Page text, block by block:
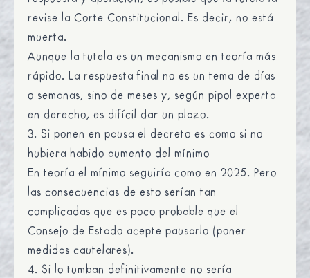
revise la Corte Constitucional. Es decir, no está
muerta.
Aunque la tutela es un mecanismo en teoría más
rápido. La respuesta final no es un tema de días
o semanas, sino de meses y, según pipol experta
en derecho, es difícil dar un plazo.
3. Si ponen en pausa el decreto es como si no
hubiera habido aumento del mínimo
En teoría el mínimo seguiría como en 2025. Pero
las consecuencias de esto serían tan
complicadas que es poco probable que el
Consejo de Estado acepte pausarlo (poner
medidas cautelares).
4. Si lo tumban definitivamente no sería